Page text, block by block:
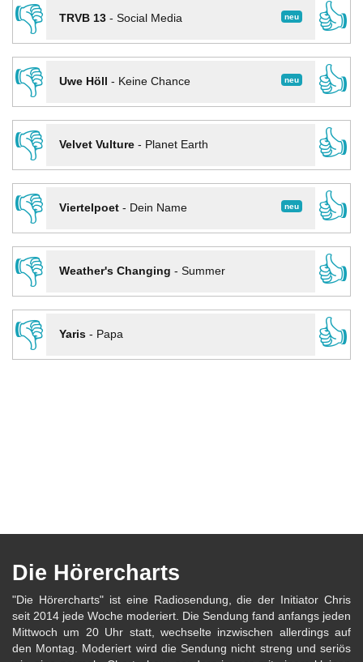
👎
neu
TRVB 13- Social Media
👍
👎
neu
Uwe Höll - Keine Chance
👍
👎
Velvet Vulture- Planet Earth
👍
👎
neu
Viertelpoet- Dein Name
👍
👎
Weather's Changing - Summer
👍
👎
Yaris- Papa 👍
Die Hörercharts
"Die Hörercharts" ist eine Radiosendung, die der Initiator Chris
seit 2014 jede Woche moderiert. Die Sendung fand anfangs jeden
Mittwoch um 20 Uhr statt, wechselte inzwischen allerdings auf
den Montag. Moderiert wird die Sendung nicht streng und seriös